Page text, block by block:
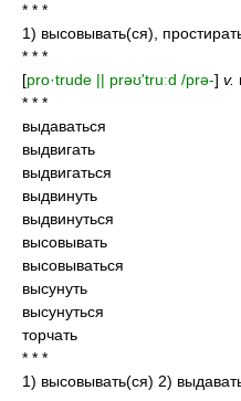
* * *
1) высовывать(ся),
* * *
[pro·trude || prəʊ'truːd /prə-] v.
* * *
выдаваться
выдвигать
выдвигаться
выдвинуть
выдвинуться
высовывать
высовываться
высунуть
высунуться
торчать
* * *
1) высовывать(ся) 2)